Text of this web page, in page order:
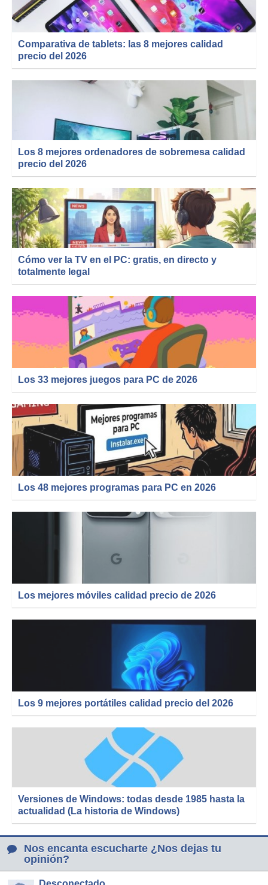
Comparativa de tablets: las 8 mejores calidad
precio del 2026
Los 8 mejores ordenadores de sobremesa calidad
precio del 2026
Cómo ver la TV en el PC: gratis, en directo y
totalmente legal
Los 33 mejores juegos para PC de 2026
Los 48 mejores programas para PC en 2026
Los mejores móviles calidad precio de 2026
Los 9 mejores portátiles calidad precio del 2026
Versiones de Windows: todas desde 1985 hasta la
actualidad (La historia de Windows)
Nos encanta escucharte ¿Nos dejas tu
opinión?